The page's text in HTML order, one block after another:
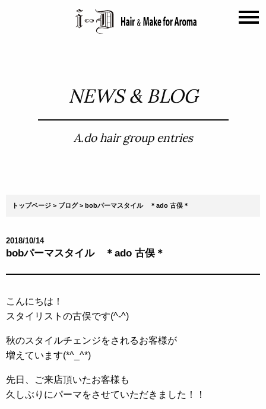
NEWS & BLOG
A.do hair group entries
トップページ ブログ bobパーマスタイル ＊ado 古俣＊
2018/10/14
bobパーマスタイル ＊ado 古俣＊
こんにちは！
スタイリストの古俣です(^-^)
秋のスタイルチェンジをされるお客様が
増えています(*^_^*)
先日、ご来店頂いたお客様も
久しぶりにパーマをさせていただきました！！